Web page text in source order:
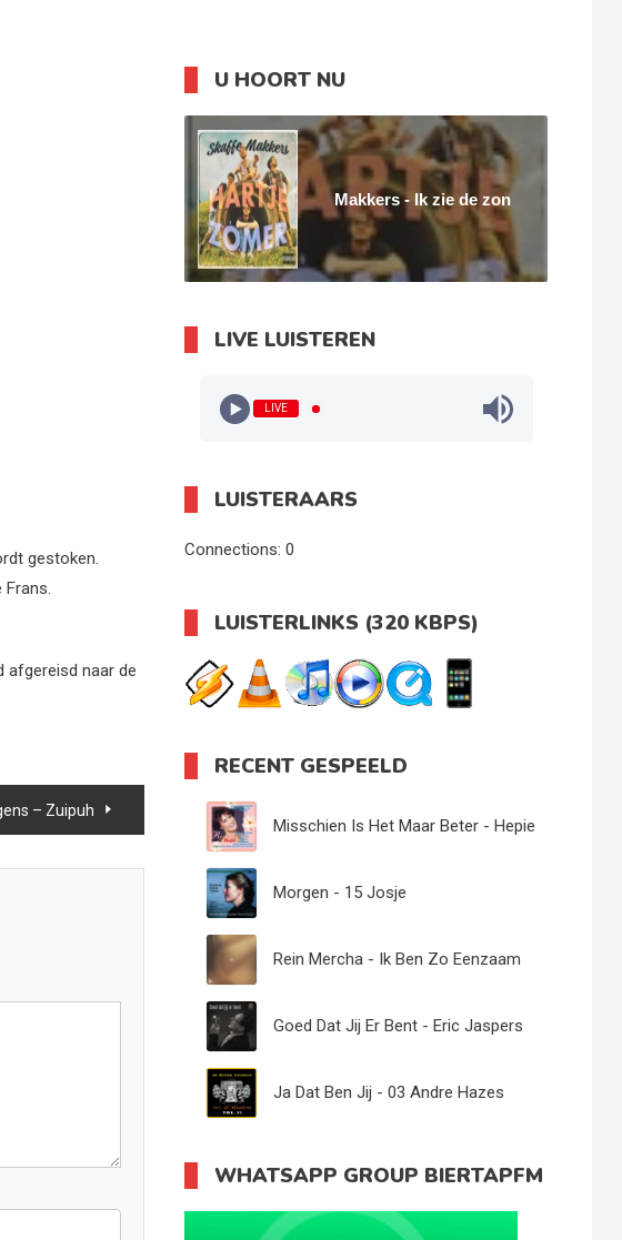
gestoken.
afgereisd naar de
– Zuipuh
U HOORT NU
Makkers - Ik zie de zon
LIVE LUISTEREN
LIVE
LUISTERAARS
Connections:0
LUISTERLINKS (320 KBPS)
RECENT GESPEELD
Misschien Is Het Maar Beter - Hepie
Morgen - 15 Josje
Rein Mercha - Ik Ben Zo Eenzaam
Goed Dat Jij Er Bent - Eric Jaspers
Ja Dat Ben Jij - 03 Andre Hazes
WHATSAPP GROUP BIERTAPFM